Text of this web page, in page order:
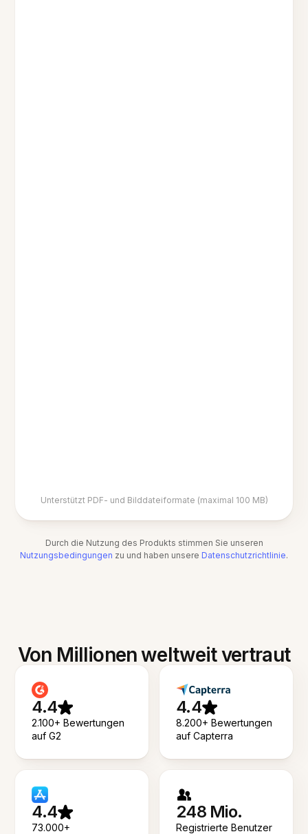
Unterstützt PDF- und Bilddateiformate (maximal 100 MB)
Durch die Nutzung des Produkts stimmen Sie unseren
Nutzungsbedingungen zu und haben unsere Datenschutzrichtlinie.
Von Millionen weltweit vertraut
4.4
2.100+ Bewertungen
auf G2
4.4
8.200+ Bewertungen
auf Capterra
4.4
73.000+
248 Mio.
Registrierte Benutzer